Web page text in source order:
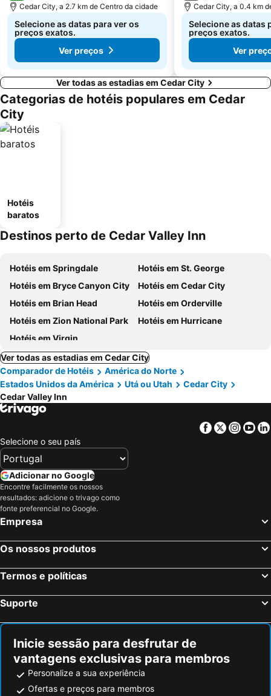
Cedar City, a 2.7 km de Centro da cidade
Selecione as datas para ver os
preços exatos.
Ver preços
Cedar City, a 0.4 km
Selecione as datas
preços exatos.
Ver
Ver todas as estadias em Cedar City
Categorias de hotéis populares em Cedar
City
Hotéis
baratos
Destinos perto de Cedar Valley Inn
Hotéis em Springdale
Hotéis em St. George
Hotéis em Bryce Canyon City
Hotéis em Cedar City
Hotéis em Brian Head
Hotéis em Orderville
Hotéis em Zion National Park
Hotéis em Hurricane
Hotéis em Virgin
Ver todas as estadias em Cedar City
Comparador de Hotéis
América do Norte
Estados Unidos da América
Utá ou Utah
Cedar City
Cedar Valley Inn
Facebook
Twitter
Selecione o seu país
Adicionar no Google
Encontre facilmente os nossos
resultados: adicione o trivago como
fonte preferencial no Google.
Empresa
Os nossos produtos
Termos e políticas
Suporte
Inicie sessão para desfrutar de
vantagens exclusivas para membros
Personalize a sua experiência
Ofertas e preços para membros